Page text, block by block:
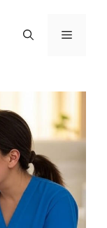
Menu